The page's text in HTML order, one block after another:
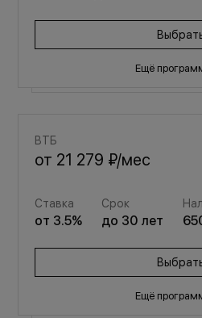
Ещё
от24 853 ₽/мес
от3.5% до30
ВТБ
от 21 279 ₽/мес
Ставка
от 3.5%
Срок
до 30 лет
Ещё